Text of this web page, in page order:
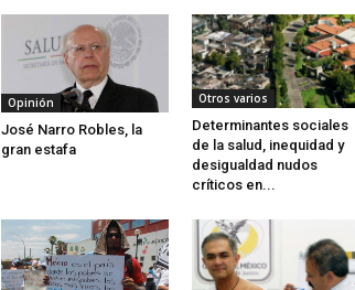
Opinión
José Narro Robles, la
gran estafa
Otros varios
Determinantes sociales
de la salud, inequidad y
desigualdad nudos
críticos en...